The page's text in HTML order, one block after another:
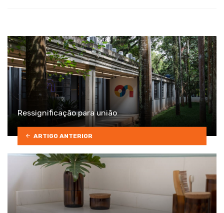
Ressignificação para união
ARTIGO ANTERIOR